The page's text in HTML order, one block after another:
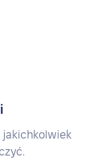
jakichkolwiek